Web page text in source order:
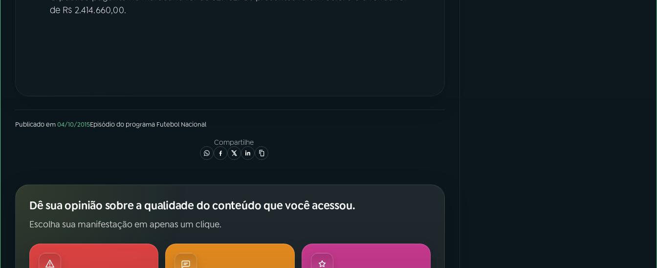
de R$ 2.414.660,00.
Publicado em04/10/2015Episódiodo programa Futebol Nacional
Compartilhe
Dê sua opinião sobre a qualidade do conteúdo que você acessou.
Escolha sua manifestação em apenas um clique.